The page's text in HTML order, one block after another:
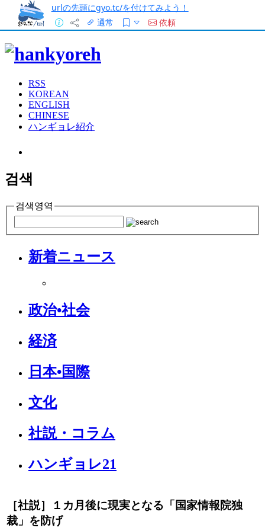
urlの先頭にgyo.tc/を付けてみよう！
通常
依頼